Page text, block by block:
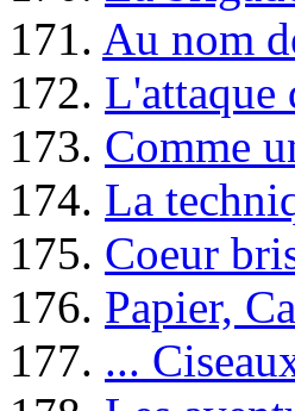
171. Au nom
172. L'attaque
173. Comme
174. La
175. Coeur
176. Papier,
177. ...